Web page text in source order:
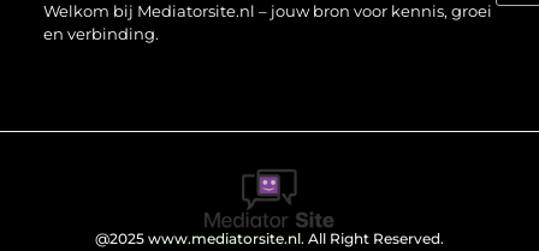
Welkom bij Mediatorsite.nl – jouw bron voor kennis, groei
en verbinding.
@2025 www.mediatorsite.nl. All Right Reserved.